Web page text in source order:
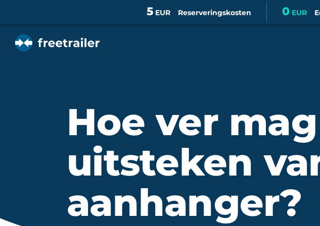
Reserveringskosten
5 EUR 0 EUR
Hoe ver
uitsteken
aanhanger?